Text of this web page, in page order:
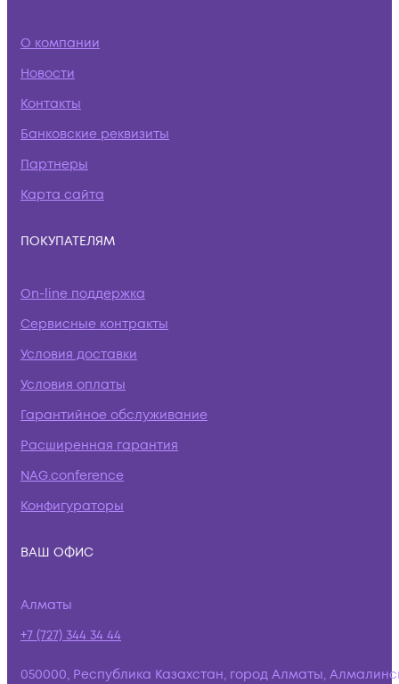
О компании
Новости
Контакты
Банковские реквизиты
Партнеры
Карта сайта
ПОКУПАТЕЛЯМ
On-line поддержка
Сервисные контракты
Условия доставки
Условия оплаты
Гарантийное обслуживание
Расширенная гарантия
NAG.conference
Конфигураторы
ВАШ ОФИС
Алматы
+7 (727) 344 34 44
050000, Республика Казахстан, город Алматы,